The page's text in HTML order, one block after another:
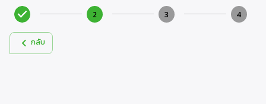
2 3 4
กลับ